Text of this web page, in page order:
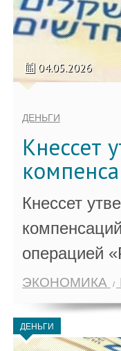
04.05.2026
ДЕНЬГИ
Кнессет
Кнессет
операцией
ЭКОНОМИКА
ДЕНЬГИ